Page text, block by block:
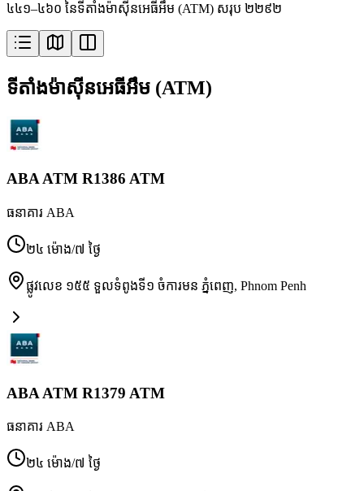
៤៤១–៤៦០ នៃទីតាំងម៉ាស៊ីនអេធីអឹម (ATM) សរុប ២២៩២
ទីតាំងម៉ាស៊ីនអេធីអឹម (ATM)
ABA ATM R1386 ATM
ធនាគារ ABA
២៤ ម៉ោង/៧ ថ្ងៃ
ផ្លូវលេខ ១៥៥ ទួលទំពូងទី១ ចំការមន ភ្នំពេញ, Phnom Penh
ABA ATM R1379 ATM
ធនាគារ ABA
២៤ ម៉ោង/៧ ថ្ងៃ